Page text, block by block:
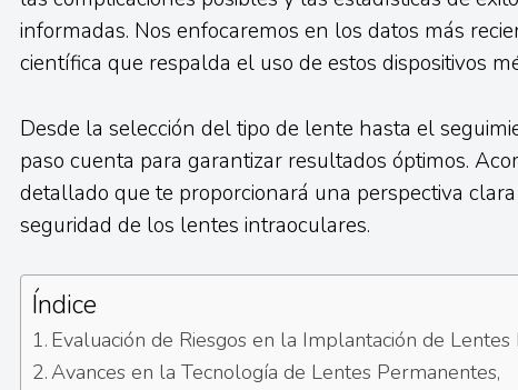
informadas. Nos enfocaremos en los datos más
científica que respalda el uso de estos dispositivos
Desde la selección del tipo de lente hasta el
paso cuenta para garantizar resultados óptimos.
detallado que te proporcionará una perspectiva
seguridad de los lentes intraoculares.
Índice
Evaluación de Riesgos en la Implantación de Lentes
Avances en la Tecnología de Lentes Permanentes,